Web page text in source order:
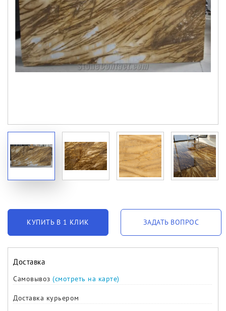
КУПИТЬ В 1 КЛИК ЗАДАТЬ ВОПРОС
Доставка
Самовывоз (смотреть на карте)
Доставка курьером